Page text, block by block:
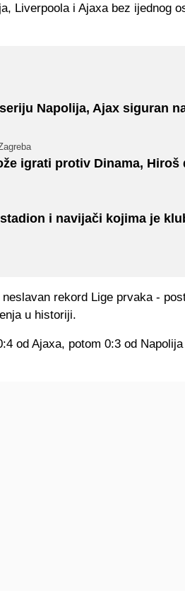
Liverpoola i Ajaxa bez ijednog
Napolija, Ajax siguran
igrati protiv Dinama, Hiroš
i navijači kojima je
rekord Lige prvaka -
u historiji.
od Ajaxa, potom 0:3 od